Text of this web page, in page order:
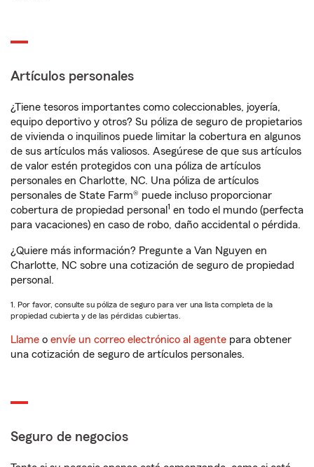
Artículos personales
¿Tiene tesoros importantes como coleccionables, joyería,
equipo deportivo y otros? Su póliza de seguro de propietarios
de vivienda o inquilinos puede limitar la cobertura en algunos
de sus artículos más valiosos. Asegúrese de que sus artículos
de valor estén protegidos con una póliza de artículos
personales en Charlotte, NC. Una póliza de artículos
personales de State Farm® puede incluso proporcionar
cobertura de propiedad personal 1 en todo el mundo (perfecta
para vacaciones) en caso de robo, daño accidental o pérdida.
¿Quiere más información? Pregunte a Van Nguyen en
Charlotte, NC sobre una cotización de seguro de propiedad
personal.
1. Por favor, consulte su póliza de seguro para ver una lista completa de la
propiedad cubierta y de las pérdidas cubiertas.
Llame o envíe un correo electrónico al agente para obtener
una cotización de seguro de artículos personales.
Seguro de negocios